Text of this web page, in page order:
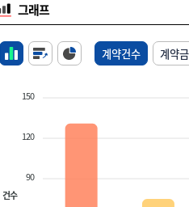
그래프
계약건수 계약
150
120
90
건수